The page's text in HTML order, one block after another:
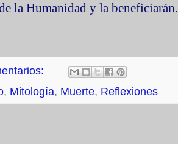
la Humanidad y la beneficiarán.
, Mitología, Muerte, Reflexiones